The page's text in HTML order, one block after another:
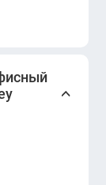
и